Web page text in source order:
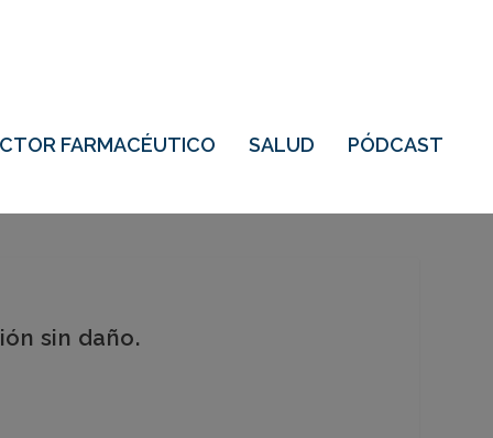
FARMACÉUTICO SALUD PÓDCAST
sin daño.